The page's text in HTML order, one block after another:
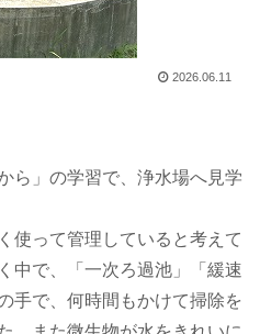
2026.06.11
ら」の学習で、浄水場へ見学
使って管理していると考えて
中で、「一次ろ過池」「緩速
手で、何時間もかけて掃除を